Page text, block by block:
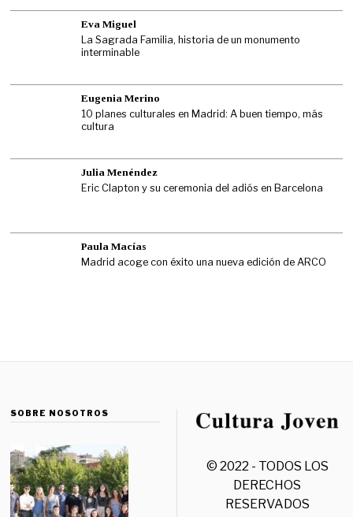
Eva Miguel
La Sagrada Familia, historia de un monumento
interminable
Eugenia Merino
10 planes culturales en Madrid: A buen tiempo, más
cultura
Julia Menéndez
Eric Clapton y su ceremonia del adiós en Barcelona
Paula Macías
Madrid acoge con éxito una nueva edición de ARCO
SOBRE NOSOTROS
© 2022 - TODOS LOS
DERECHOS
RESERVADOS